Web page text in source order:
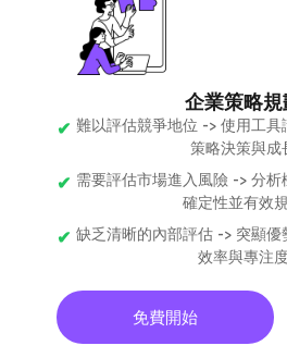
企業策略規
難以評估競爭地位 -> 使用工
策略決策與成
需要評估市場進入風險 -> 分
確定性並有效規
缺乏清晰的內部評估 -> 突顯
效率與專注度
免費開始